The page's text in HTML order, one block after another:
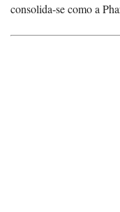
consolida-se como a